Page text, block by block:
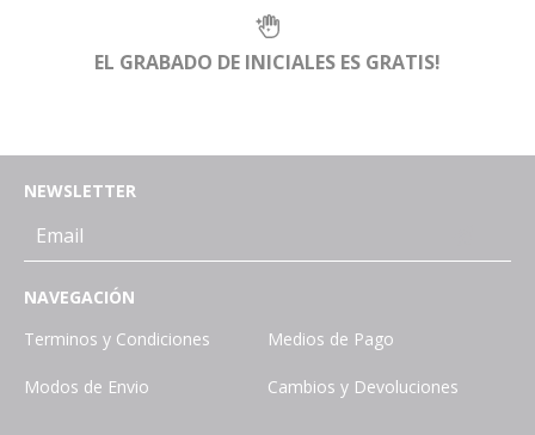
EL GRABADO DE INICIALES ES GRATIS!
NEWSLETTER
NAVEGACIÓN
Terminos y Condiciones
Medios de Pago
Modos de Envio Cambios y Devoluciones